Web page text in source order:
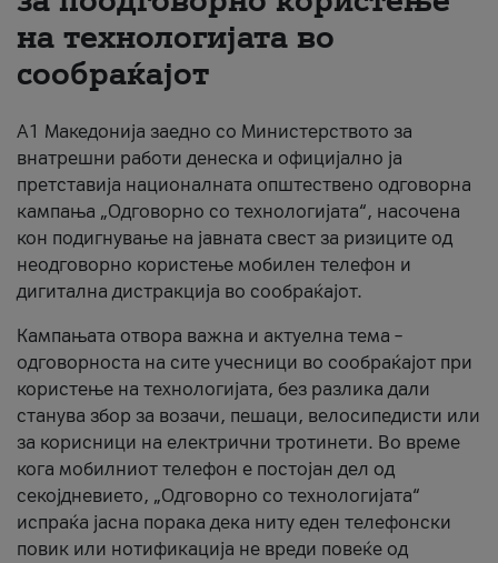
на технологијата во
сообраќајот
A1 Македонија заедно со Министерството за
внатрешни работи денеска и официјално ја
претставија националната општествено одговорна
кампања „Одговорно со технологијата“, насочена
кон подигнување на јавната свест за ризиците од
неодговорно користење мобилен телефон и
дигитална дистракција во сообраќајот.
Кампањата отвора важна и актуелна тема –
одговорноста на сите учесници во сообраќајот при
користење на технологијата, без разлика дали
станува збор за возачи, пешаци, велосипедисти или
за корисници на електрични тротинети. Во време
кога мобилниот телефон е постојан дел од
секојдневието, „Одговорно со технологијата“
испраќа јасна порака дека ниту еден телефонски
повик или нотификација не вреди повеќе од